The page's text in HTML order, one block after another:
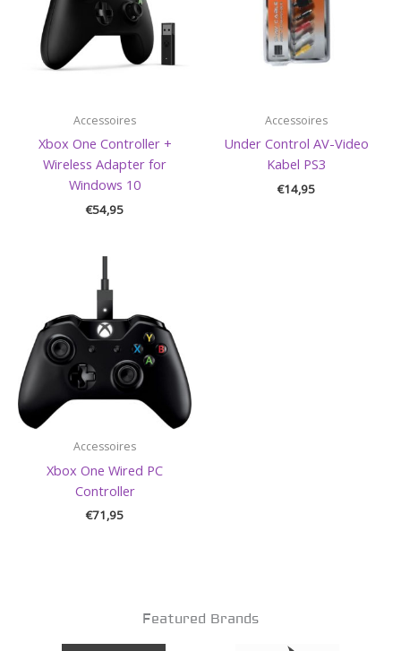
Accessoires
Xbox One Controller +
Wireless Adapter for
Windows 10
€54,95
Accessoires
Under Control AV-Video
Kabel PS3
€14,95
Accessoires
Xbox One Wired PC
Controller
€71,95
Featured Brands